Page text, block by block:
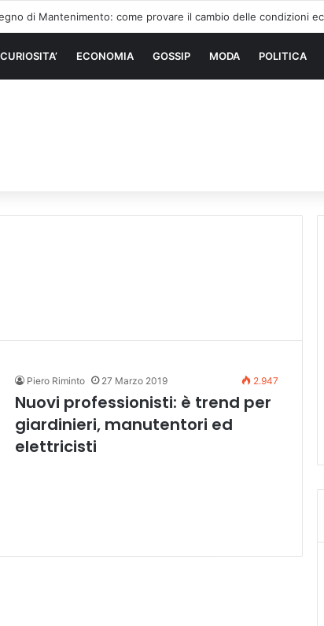
la migliore soluzione
CURIOSITA’ ECONOMIA GOSSIP MODA POLITICA
Piero Riminto 27 Marzo 2019 2.947
Nuovi professionisti: è trend per
giardinieri, manutentori ed
elettricisti